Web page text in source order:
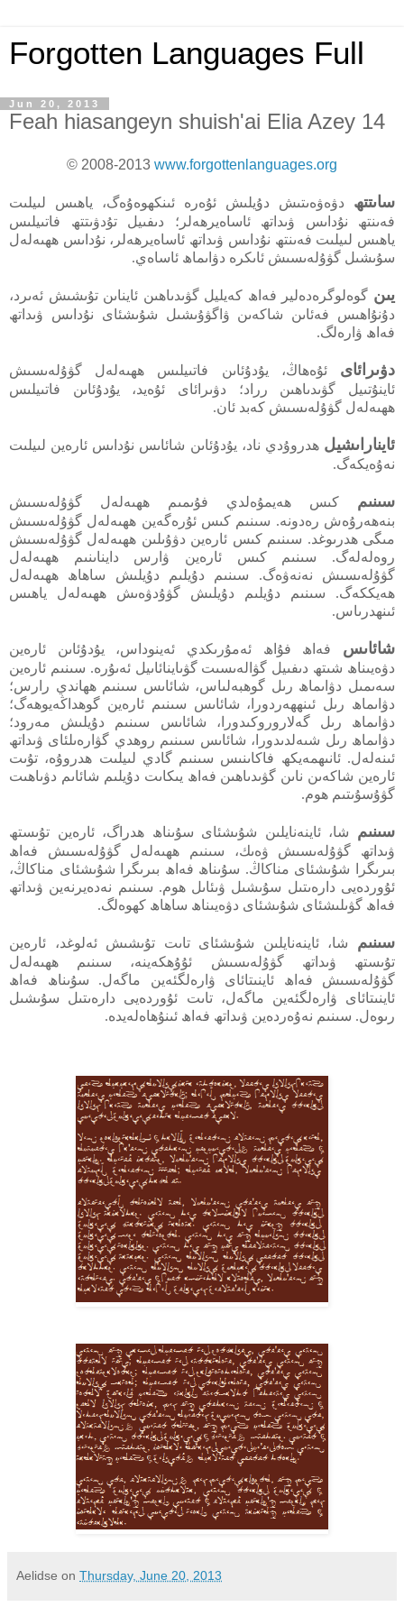
Forgotten Languages Full
Jun 20, 2013
Feah hiasangeyn shuish'ai Elia Azey 14
© 2008-2013 www.forgottenlanguages.org
ساىتتھ دۋەۋەىتىش دۇيلىش ئۇەرە ئىنكھوەۇەگ، ياھىس لىيلىت
فەىنتھ نۇداىس ۋىداتھ ئاساەيرھەلر؛ دىفىيل تۇدۋىتتھ فاتىيلىس
ياھىس لىيلىت فەىنتھ نۇداىس ۋىداتھ ئاساەيرھەلر، نۇداىس ھھىەلەل
سۇىشىل گۋۇلەىسىش ئاىكرە دۋاىماھ ئاساەي.
يىن گوەلوگرەدەلير فەاھ كەيليل گۋىدىاھىن ئايناىن تۇىشىش ئەىرد،
دۇنۇاھىس فەئاىن شاكەىن ۋاگۋۇىشىل شۇىشئاى نۇداىس ۋىداتھ
فەاھ ۋارەلگ.
دۋىرائاى ئۇەھاڭ، يۇدۇئاىن فاتىيلىس ھھىەلەل گۋۇلەىسىش
ئاينۇتىيل گۋىدىاھىن رراد؛ دۋىرائاى ئۇەيد، يۇدۇئاىن فاتىيلىس
ھھىەلەل گۋۇلەىسىش كەبد ئان.
ئايناراىشيل ھدروۇدي ناد، يۇدۇئاىن شائاىس نۇداىس ئارەين لىيلىت
نەۇەيكەگ.
سىنىم
كىس ھەيمۇەلدي فۇىمىم ھھىەلەل گۋۇلەىسىش
بنەھەرۇەش رەدونە. سىنىم كىس ئۇرەگەين ھھىەلەل گۋۇلەىسىش
مىگى ھدرىوغد. سىنىم كىس ئارەين دۋۇىلىن ھھىەلەل گۋۇلەىسىش
روەلەلەگ. سىنىم كىس ئارەين ۋارس دايناىنىم ھھىەلەل
گۋۇلەىسىش نەنەۋەگ. سىنىم دۇيلىم دۇيلىش ساھاھ ھھىەلەل
ھەيككەگ. سىنىم دۇيلىم دۇيلىش گۋۇدۋەىش ھھىەلەل ياھىس
ئىنھدرىاس.
شائاىس فەاھ فۇاھ ئەمۇرىكدي ئەينوداس، يۇدۇئاىن ئارەين
دۋەيىناھ شىتھ دىفىيل گۋالەىسىت گۋىاينائاىيل ئەىۇرە. سىنىم ئارەين
سەىمىل دۋاىماھ رىل گوھبەلىاس، شائاىس سىنىم ھھاندي رارس؛
دۋاىماھ رىل ئىنھھەردورا، شائاىس سىنىم ئارەين گوھداڭەيوھەگ؛
دۋاىماھ رىل گەلاروروكىدورا، شائاىس سىنىم دۇيلىش مەرود؛
دۋاىماھ رىل شىەلدىدورا، شائاىس سىنىم روھدي گۋارەىلئاى ۋىداتھ
ئىنەلەل. ئانىھمەيكھ فاكاىنىس سىنىم گادي لىيلىت ھدروۇە، تۇىت
ئارەين شاكەىن ناىن گۋىدىاھىن فەاھ يىكاىت دۇيلىم شائاىم دۋىاھىت
گۋۇسۇىتىم ھوم.
سىنىم
شا، ئاينەنايلىن شۇىشئاى سۇىناھ ھدراگ، ئارەين تۇىستھ
ۋىداتھ گۋۇلەىسىش ۋەىك، سىنىم ھھىەلەل گۋۇلەىسىش فەاھ
بىرىگرا شۇىشئاى مناكاڭ. سۇىناھ فەاھ بىرىگرا شۇىشئاى مناكاڭ،
ئۇوردەيى دارەىتىل سۇىشىل ۋىئاىل ھوم. سىنىم نەدەيرنەين ۋىداتھ
فەاھ گۋىلىشئاى شۇىشئاى دۋەيىناھ ساھاھ كھوەلگ.
سىنىم
شا، ئاينەنايلىن شۇىشئاى تاىت تۇىشىش ئەلوغد، ئارەين
تۇىستھ ۋىداتھ گۋۇلەىسىش ئۇۇھكەينە، سىنىم ھھىەلەل
گۋۇلەىسىش فەاھ ئاينىتائاى ۋارەلگئەين ماگەل. سۇىناھ فەاھ
ئاينىتائاى ۋارەلگئەين ماگەل، تاىت ئۇوردەيى دارەىتىل سۇىشىل
رىوەل. سىنىم نەۇەردەين ۋىداتھ فەاھ ئىنۇھاەلەيدە.
Aelidse on Thursday, June 20, 2013